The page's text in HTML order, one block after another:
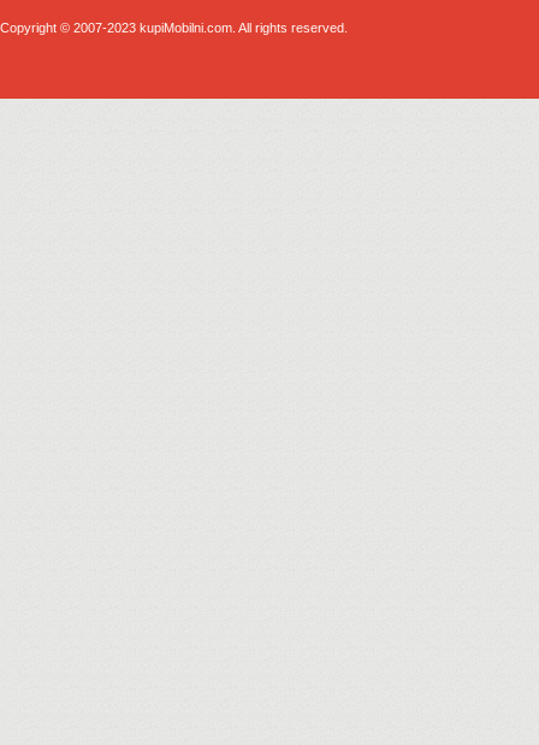
Copyright © 2007-2023 kupiMobilni.com. All rights reserved.